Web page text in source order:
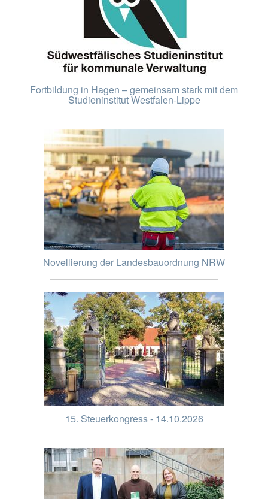
Fortbildung in Hagen – gemeinsam stark mit dem
Studieninstitut Westfalen-Lippe
Novellierung der Landesbauordnung NRW
15. Steuerkongress - 14.10.2026